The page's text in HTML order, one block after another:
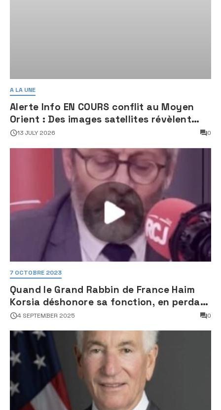
A LA UNE
Alerte Info EN COURS conflit au Moyen
Orient : Des images satellites révèlent
une activité jugée « inquiétante » sur
13 JULY 2026 0
7 OCTOBRE 2023
Quand le Grand Rabbin de France Haim
Korsia déshonore sa fonction, en perdant
son sang froid
4 SEPTEMBER 2025 0